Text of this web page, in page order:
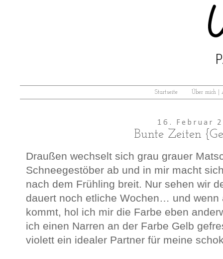
Startseite Über mich |
16. Februar
Bunte Zeiten
Draußen wechselt sich grau grauer
Schneegestöber ab und in mir macht
nach dem Frühling breit. Nur sehen wir
dauert noch etliche Wochen… und wenn
kommt, hol ich mir die Farbe eben
ich einen Narren an der Farbe Gelb
violett ein idealer Partner für meine